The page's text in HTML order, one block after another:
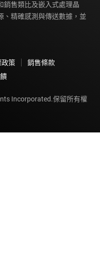
銷售類比及嵌入式處理晶
、精確感測與傳送數據，並
政策
銷售條款
Incorporated.保留所有權